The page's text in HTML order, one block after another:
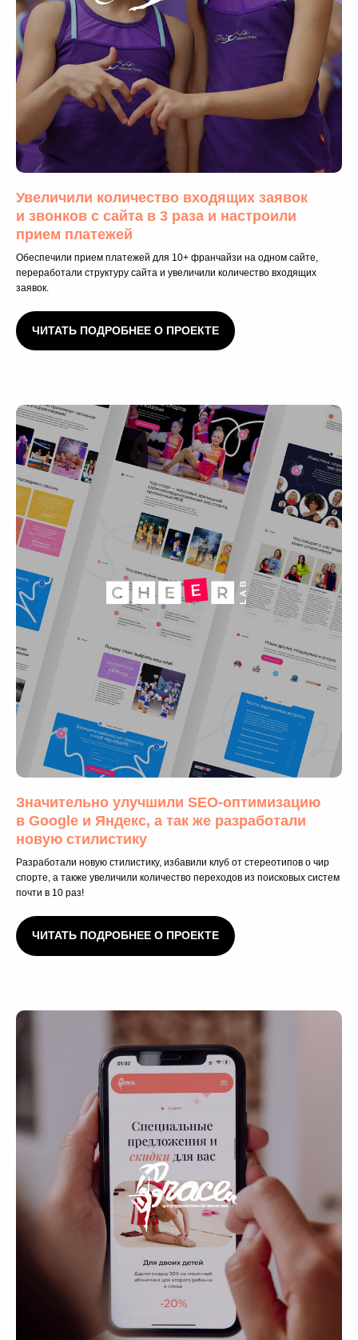
Увеличили количество входящих заявок
и звонков с сайта в 3 раза и настроили
прием платежей
Обеспечили прием платежей для 10+ франчайзи на одном сайте,
переработали структуру сайта и увеличили количество входящих
заявок.
ЧИТАТЬ ПОДРОБНЕЕ О ПРОЕКТЕ
Значительно улучшили SEO-оптимизацию
в Google и Яндекс, а так же разработали
новую стилистику
Разработали новую стилистику, избавили клуб от стереотипов о чир
спорте, а также увеличили количество переходов из поисковых систем
почти в 10 раз!
ЧИТАТЬ ПОДРОБНЕЕ О ПРОЕКТЕ
Стоимость
разработки сайта
Обсудим проект?
Заказать
Заказать
Заказать
от 35 дней
Многостраничный
Интернет-магазин
от 40 дней
Премиум
Отразим преимущества Вашего продукта,
услуги или товара без лишних итераций
согласований
Предлагаем решения для корпоративного
для сайта
Продуманный уникальный дизайн и визуал,
чтобы привлечь заявки и решить боли Вашей
Визуальная концепция с характером,
созданная быстро и без лишних
согласований
Ускорить разработку
+ 30%к стоимости
Ясогласен(-на)сполитикой обработки
персональных данных
Ясогласен(-на)на получение рекламно-